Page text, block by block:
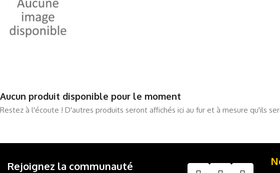
Aucun produit disponible pour le moment
Restez à l'écoute ! D'autres produits seront affichés ici au fur et à mesure qu'ils
Rejoignez la communauté